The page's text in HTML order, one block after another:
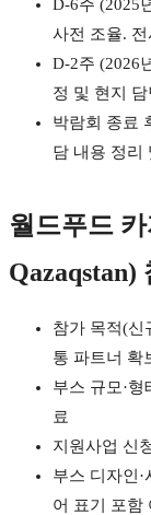
D-6주 (2025
사전 조율.
D-2주 (2026
정 및 현지
박람회 종료
담 내용 정리
월드푸드
Qazaqstan)
참가 목적(신
통 파트너 확
부스 규모·
료
지원사업 신
부스 디자인
어 표기 포함